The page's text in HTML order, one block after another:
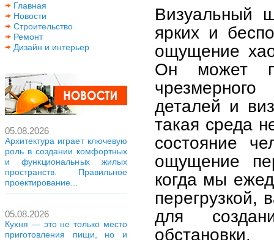
Главная
Новости
Строительство
Ремонт
Дизайн и интерьер
05.08.2026
Архитектура играет ключевую
роль в создании комфортных
и функциональных жилых
пространств. Правильное
проектирование...
05.08.2026
Кухня — это не только место
приготовления пищи, но и
Визуальный
ярких и
ощущение
Он может
чрезмерного
деталей и
такая среда
состояние
ощущение
когда мы
перегрузкой,
для
обстановки.